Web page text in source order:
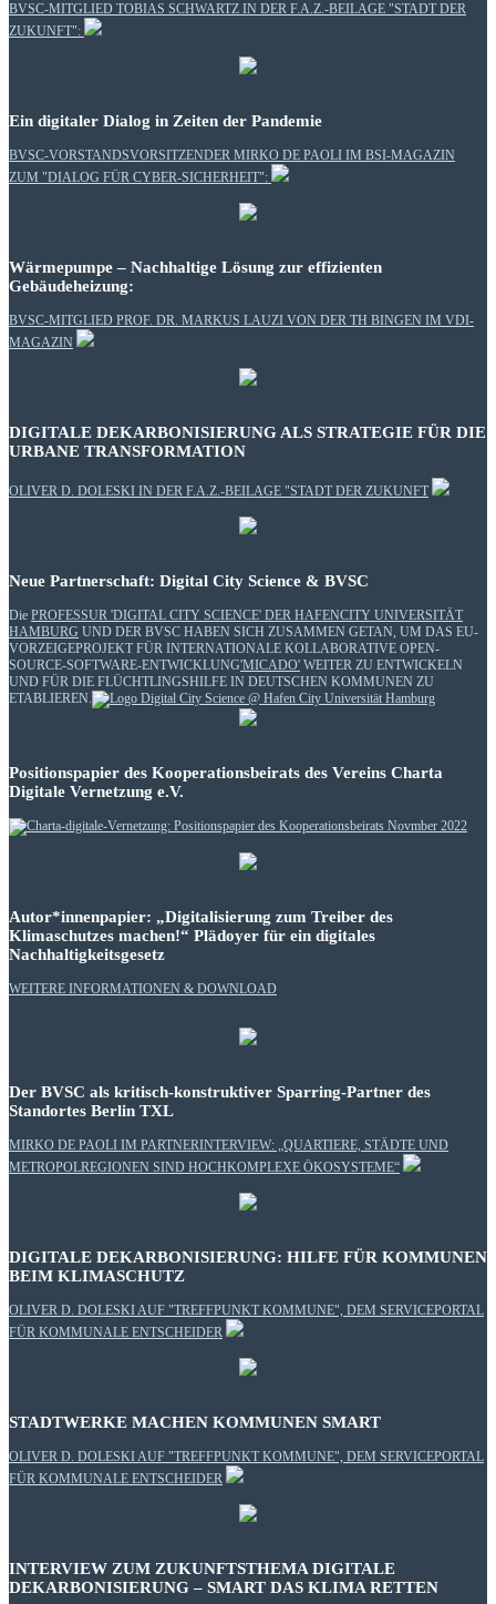
BVSC-MITGLIED TOBIAS SCHWARTZ IN DER F.A.Z.-BEILAGE "STADT DER
ZUKUNFT":
Ein digitaler Dialog in Zeiten der Pandemie
BVSC-VORSTANDSVORSITZENDER MIRKO DE PAOLI IM BSI-MAGAZIN
ZUM "DIALOG FÜR CYBER-SICHERHEIT":
Wärmepumpe – Nachhaltige Lösung zur effizienten
Gebäudeheizung:
BVSC-MITGLIED PROF. DR. MARKUS LAUZI VON DER TH BINGEN IM VDI-
MAGAZIN
DIGITALE DEKARBONISIERUNG ALS STRATEGIE FÜR DIE
URBANE TRANSFORMATION
OLIVER D. DOLESKI IN DER F.A.Z.-BEILAGE "STADT DER ZUKUNFT
Neue Partnerschaft: Digital City Science & BVSC
Die PROFESSUR 'DIGITAL CITY SCIENCE' DER HAFENCITY UNIVERSITÄT
HAMBURG UND DER BVSC HABEN SICH ZUSAMMEN GETAN, UM DAS EU-
VORZEIGEPROJEKT FÜR INTERNATIONALE KOLLABORATIVE OPEN-
SOURCE-SOFTWARE-ENTWICKLUNG'MICADO' WEITER ZU ENTWICKELN
UND FÜR DIE FLÜCHTLINGSHILFE IN DEUTSCHEN KOMMUNEN ZU
ETABLIEREN.
Positionspapier des Kooperationsbeirats des Vereins Charta
Digitale Vernetzung e.V.
Autor*innenpapier: „Digitalisierung zum Treiber des
Klimaschutzes machen!“ Plädoyer für ein digitales
Nachhaltigkeitsgesetz
WEITERE INFORMATIONEN & DOWNLOAD
Der BVSC als kritisch-konstruktiver Sparring-Partner des
Standortes Berlin TXL
MIRKO DE PAOLI IM PARTNERINTERVIEW: „QUARTIERE, STÄDTE UND
METROPOLREGIONEN SIND HOCHKOMPLEXE ÖKOSYSTEME“
DIGITALE DEKARBONISIERUNG: HILFE FÜR KOMMUNEN
BEIM KLIMASCHUTZ
OLIVER D. DOLESKI AUF "TREFFPUNKT KOMMUNE", DEM SERVICEPORTAL
FÜR KOMMUNALE ENTSCHEIDER
STADTWERKE MACHEN KOMMUNEN SMART
OLIVER D. DOLESKI AUF "TREFFPUNKT KOMMUNE", DEM SERVICEPORTAL
FÜR KOMMUNALE ENTSCHEIDER
INTERVIEW ZUM ZUKUNFTSTHEMA DIGITALE
DEKARBONISIERUNG – SMART DAS KLIMA RETTEN